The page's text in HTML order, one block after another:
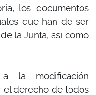
los documentos
que han de ser
la Junta, así como
la modificación
el derecho de todos